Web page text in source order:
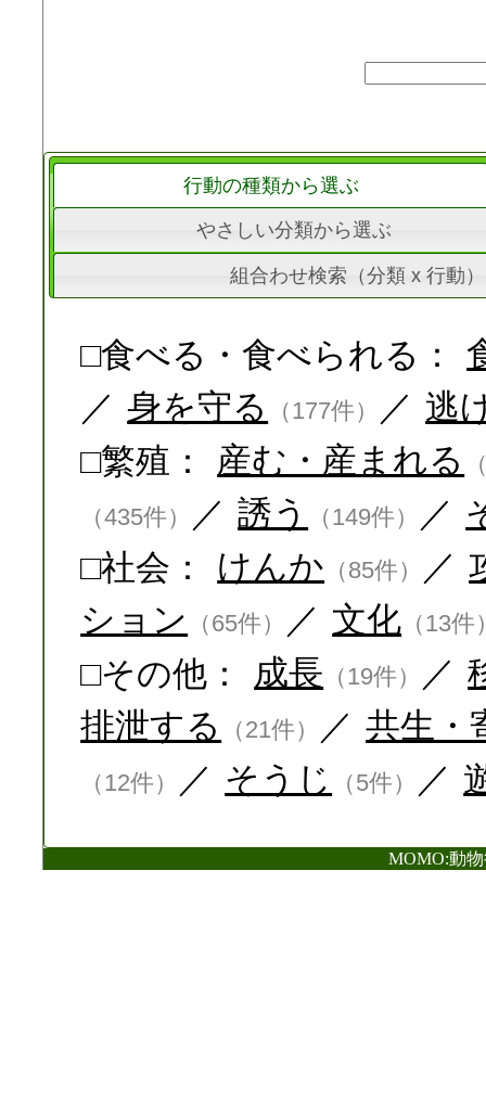
行動の種類から選ぶ
やさしい分類から選ぶ
組合わせ検索（分類 x 行動）
□食べる・食べられる：
／ 身を守る （177件） ／ 逃
□繁殖：
産む・産まれる
（435件）
／ 誘う （149件） ／
□社会：
けんか （85件） ／
ション
（65件） ／ 文化 （13件
□その他： 成長 （19件） ／
排泄する
（21件） ／ 共生・
（12件） ／ そうじ （5件） ／
MOMO:動